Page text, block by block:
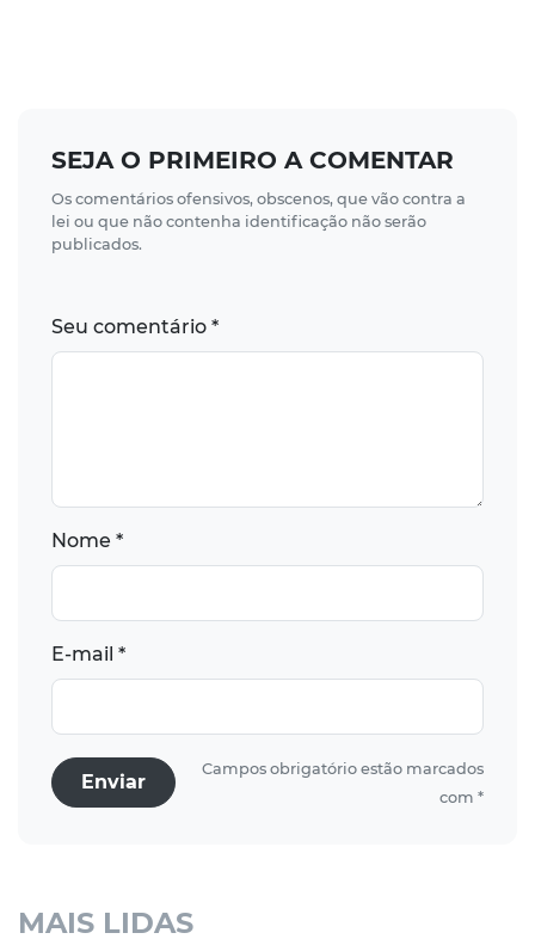
SEJA O PRIMEIRO A COMENTAR
Os comentários ofensivos, obscenos, que vão contra a
lei ou que não contenha identificação não serão
publicados.
Seu comentário *
Nome *
E-mail *
Enviar
Campos obrigatório estão marcados
com *
MAIS LIDAS